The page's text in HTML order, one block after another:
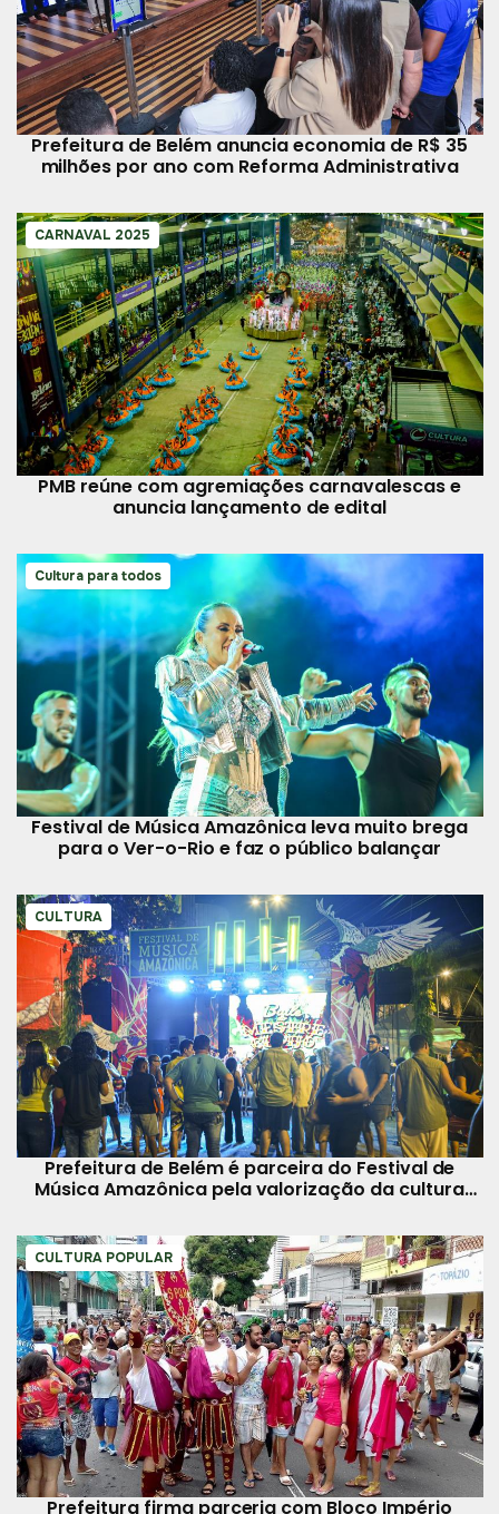
Prefeitura de Belém anuncia economia de R$ 35
milhões por ano com Reforma Administrativa
CARNAVAL 2025
PMB reúne com agremiações carnavalescas e
anuncia lançamento de edital
Cultura para todos
Festival de Música Amazônica leva muito brega
para o Ver-o-Rio e faz o público balançar
CULTURA
Prefeitura de Belém é parceira do Festival de
Música Amazônica pela valorização da cultura
CULTURA POPULAR
Prefeitura firma parceria com Bloco Império